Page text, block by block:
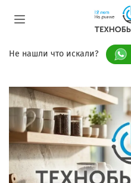
Не нашли что искали?